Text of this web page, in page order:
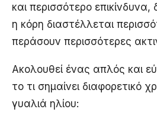
και περισσότερο
η κόρη διαστέλλεται
περάσουν περισσότερες
Ακολουθεί ένας απλός και
το τι σημαίνει διαφορετικό
γυαλιά ηλίου: